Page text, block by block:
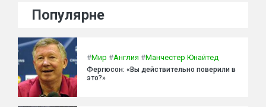
Популярне
#Мир #Англия #Манчестер Юнайтед
Фергюсон: «Вы действительно поверили в
это?»